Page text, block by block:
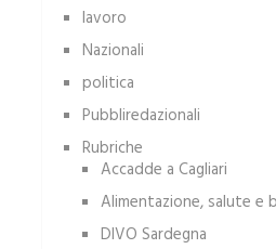
lavoro
Nazionali
politica
Pubbliredazionali
Rubriche
Accadde a Cagliari
Alimentazione, salute e
DIVO Sardegna